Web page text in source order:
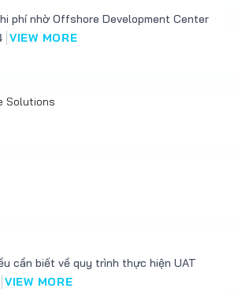
phí nhờ Offshore Development Center
VIEW MORE
cần biết về quy trình thực hiện UAT
VIEW MORE